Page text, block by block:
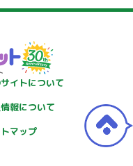
イトについて
報について
マップ